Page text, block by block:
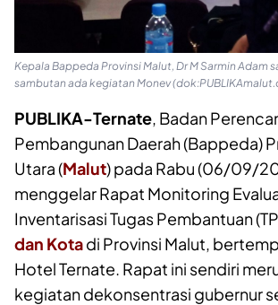
Kepala Bappeda Provinsi Malut, Dr M Sarmin Adam
sambutan ada kegiatan Monev
PUBLIKA-Ternate, Badan
Pembangunan Daerah (Bappeda)
Utara (Malut) pada Rabu (06/09/
menggelar Rapat Monitoring
Inventarisasi Tugas Pembantuan
dan Kotadi Provinsi Malut,
Hotel Ternate. Rapat ini sendiri
kegiatan dekonsentrasi gubernur